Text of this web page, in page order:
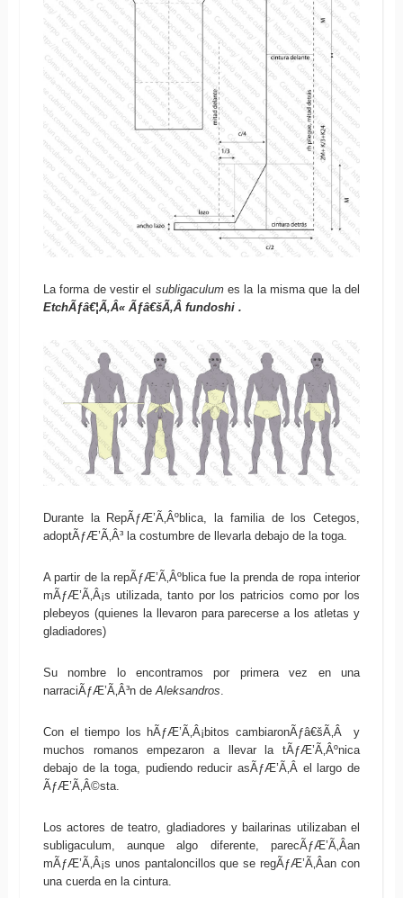
La forma de vestir el subligaculum es la la misma que la del
EtchÃƒâ€¦Ã‚Â« Ãƒâ€šÃ‚Â fundoshi .
Durante la RepÃƒÆ’Ã‚Âºblica, la familia de los Cetegos,
adoptÃƒÆ’Ã‚Â³ la costumbre de llevarla debajo de la toga.
A partir de la repÃƒÆ’Ã‚Âºblica fue la prenda de ropa interior
mÃƒÆ’Ã‚Â¡s utilizada, tanto por los patricios como por los
plebeyos (quienes la llevaron para parecerse a los atletas y
gladiadores)
Su nombre lo encontramos por primera vez en una
narraciÃƒÆ’Ã‚Â³n deAleksandros.
Con el tiempo los hÃƒÆ’Ã‚Â¡bitos cambiaronÃƒâ€šÃ‚Â y
muchos romanos empezaron a llevar la tÃƒÆ’Ã‚Âºnica
debajo de la toga, pudiendo reducir asÃƒÆ’Ã‚Â­ el largo de
ÃƒÆ’Ã‚Â©sta.
Los actores de teatro, gladiadores y bailarinas utilizaban el
subligaculum, aunque algo diferente, parecÃƒÆ’Ã‚Â­an
mÃƒÆ’Ã‚Â¡s unos pantaloncillos que se regÃƒÆ’Ã‚Â­an con
una cuerda en la cintura.